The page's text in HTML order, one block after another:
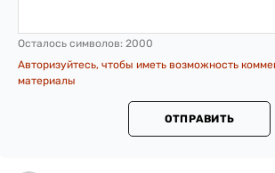
Осталось символов: 2000
Авторизуйтесь, чтобы иметь возможность
материалы
ОТПРАВИТЬ